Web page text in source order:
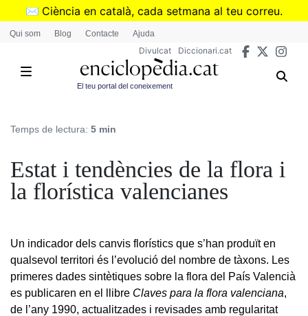
Vés
✉️ Ciència en català, cada setmana al teu correu.
➜Subscriu-te al butlletí de Divulcat
Qui som Blog Contacte Ajuda
Divulcat Diccionari.cat
El teu portal del coneixement
Temps de lectura: 5 min
Estat i tendències de la flora i
la florística valencianes
Un indicador dels canvis florístics que s’han produït en
qualsevol territori és l’evolució del nombre de tàxons. Les
primeres dades sintètiques sobre la flora del País Valencià
es publicaren en el llibre Claves para la flora valenciana,
de l’any 1990, actualitzades i revisades amb regularitat